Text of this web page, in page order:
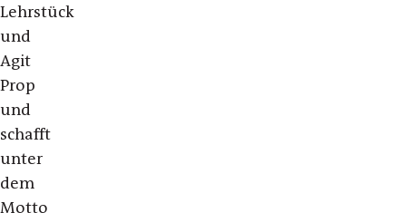
Lehrstück
und
Agit
Prop
und
schafft
unter
dem
Motto